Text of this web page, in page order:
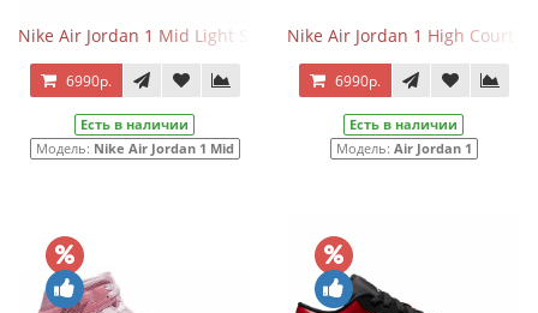
Nike Air Jordan 1 Mid Light Smoke Grey
6990р.
Есть в наличии
Модель: Nike Air Jordan 1 Mid
Nike Air Jordan 1 High Court
6990р.
Есть в наличии
Модель: Air Jordan 1